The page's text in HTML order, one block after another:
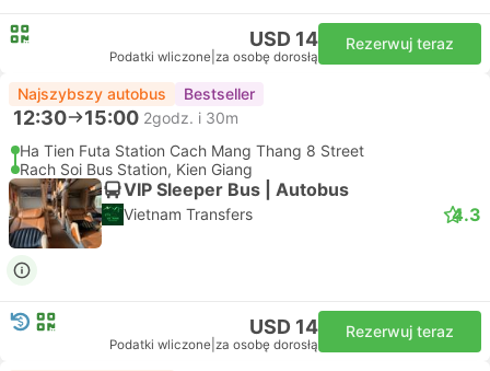
USD 14
Podatki wliczone za osobę dorosłą
Rezerwuj teraz
Najszybszy autobus Bestseller
12:30 15:00 2godz. i 30m
Ha Tien Futa Station Cach Mang Thang 8 Street
Rach Soi Bus Station, Kien Giang
VIP Sleeper Bus | Autobus
Vietnam Transfers 4.3
USD 14
Podatki wliczone za osobę dorosłą
Rezerwuj teraz